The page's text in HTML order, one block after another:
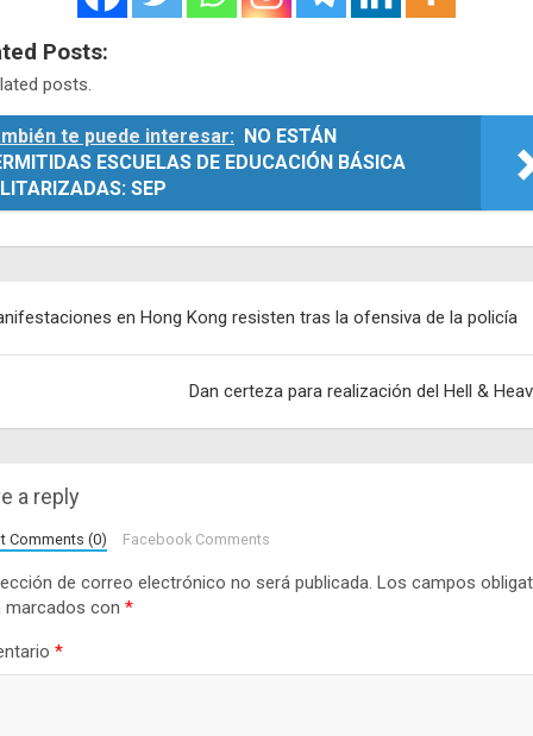
Posts:
posts.
te puede interesar: NO ESTÁN
ESCUELAS DE EDUCACIÓN BÁSICA
SEP
en Hong Kong resisten tras la ofensiva de la policía
Dan certeza para realización del Hell &
a reply
Comments (0) Facebook Comments
de correo electrónico no será publicada. Los campos
marcados con *
*